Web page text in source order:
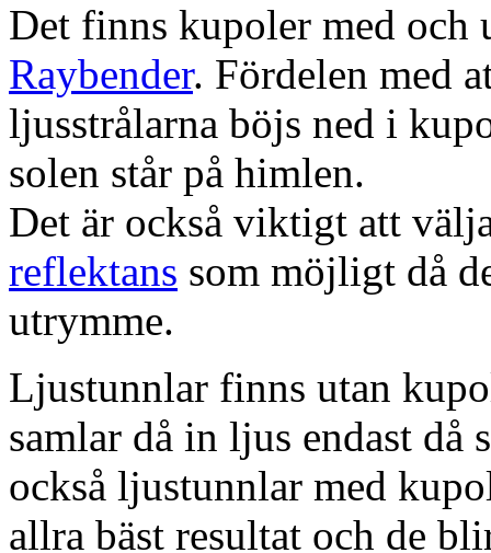
Det finns kupoler med och
Raybender. Fördelen med
ljusstrålarna böjs ned i
solen står på himlen.
Det är också viktigt att
reflektans som möjligt då
utrymme.
Ljustunnlar finns utan
samlar då in ljus endast då
också ljustunnlar med
allra bäst resultat och de